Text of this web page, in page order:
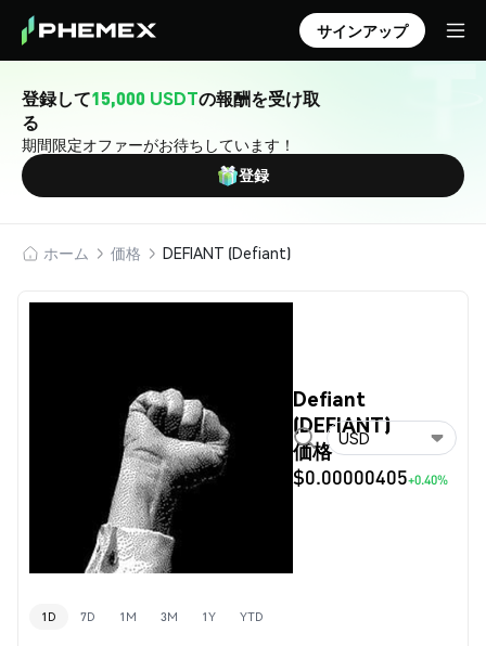
サインアップ
登録して15,000 USDTの報酬を受け取
る
期間限定オファーがお待ちしています！
登録
ホーム 価格 DEFIANT (Defiant)
Defiant
(DEFIANT)
価格
$0.00000405+0.40%
USD
1D 7D 1M 3M 1Y YTD